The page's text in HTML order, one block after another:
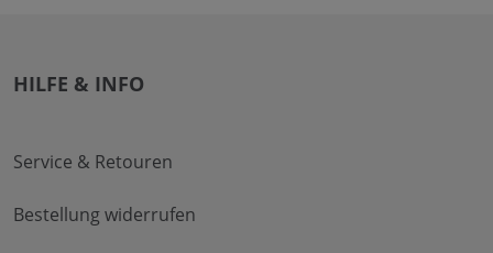
HILFE & INFO
Service & Retouren
Bestellung widerrufen